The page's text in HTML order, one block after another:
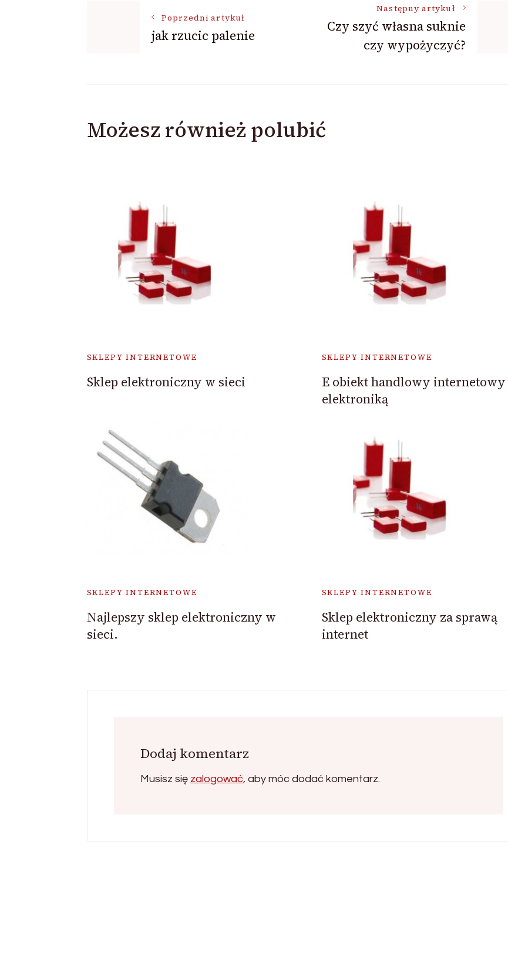
Nawigacja
wpisu
Poprzedni artykuł
jak rzucic palenie
Następny artykuł
Czy szyć własna suknie
czy wypożyczyć?
Możesz również polubić
SKLEPY INTERNETOWE
Sklep elektroniczny w sieci
SKLEPY INTERNETOWE
E obiekt handlowy internetowy
elektroniką
SKLEPY INTERNETOWE
Najlepszy sklep elektroniczny w
sieci.
SKLEPY INTERNETOWE
Sklep elektroniczny za sprawą
internet
Dodaj komentarz
Musisz się zalogować, aby móc dodać komentarz.